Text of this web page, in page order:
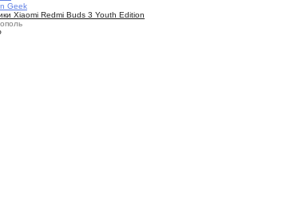
Geek
Xiaomi Redmi Buds 3 Youth Edition